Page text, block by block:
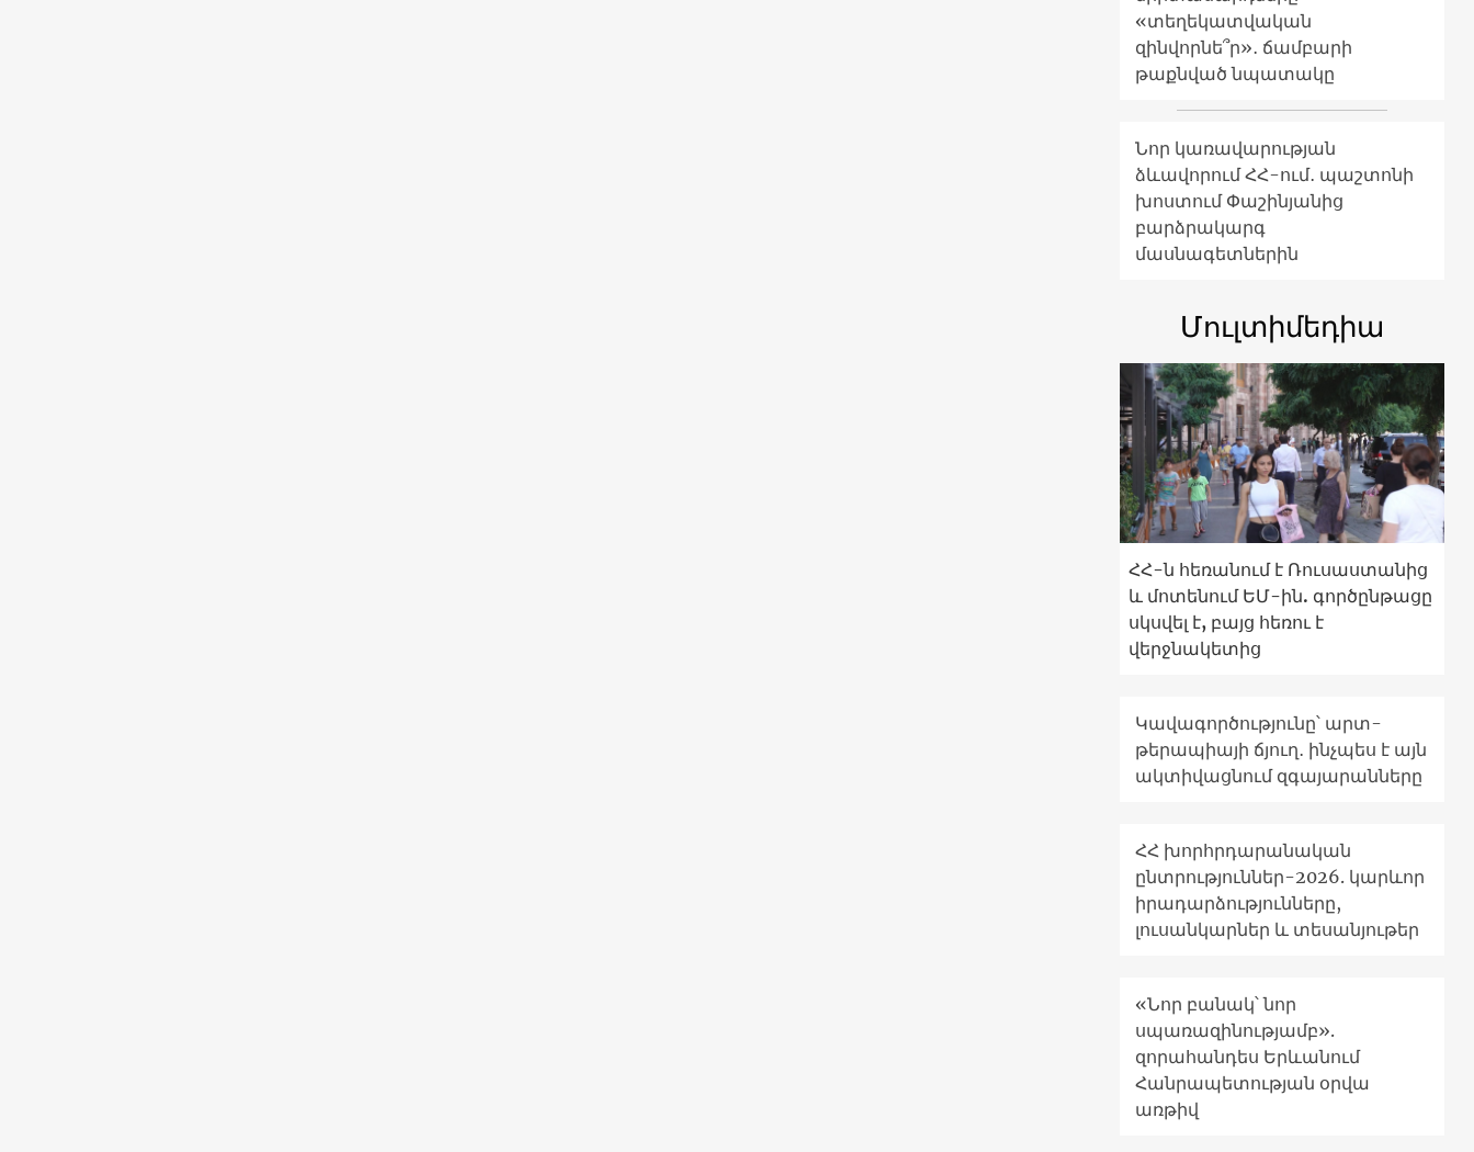
«տեղեկատվական
զինվորնե՞ր»․ ճամբարի
թաքնված նպատակը
Նոր կառավարության
ձևավորում ՀՀ-ում․ պաշտոնի
խոստում Փաշինյանից
բարձրակարգ
մասնագետներին
Մուլտիմեդիա
ՀՀ-ն հեռանում է Ռուսաստանից
և մոտենում ԵՄ-ին. գործընթացը
սկսվել է, բայց հեռու է
վերջնակետից
Կավագործությունը՝ արտ-
թերապիայի ճյուղ․ ինչպես է այն
ակտիվացնում զգայարանները
ՀՀ խորհրդարանական
ընտրություններ-2026. կարևոր
իրադարձությունները,
լուսանկարներ և տեսանյութեր
«Նոր բանակ՝ նոր
սպառազինությամբ».
զորահանդես Երևանում
Հանրապետության օրվա
առթիվ